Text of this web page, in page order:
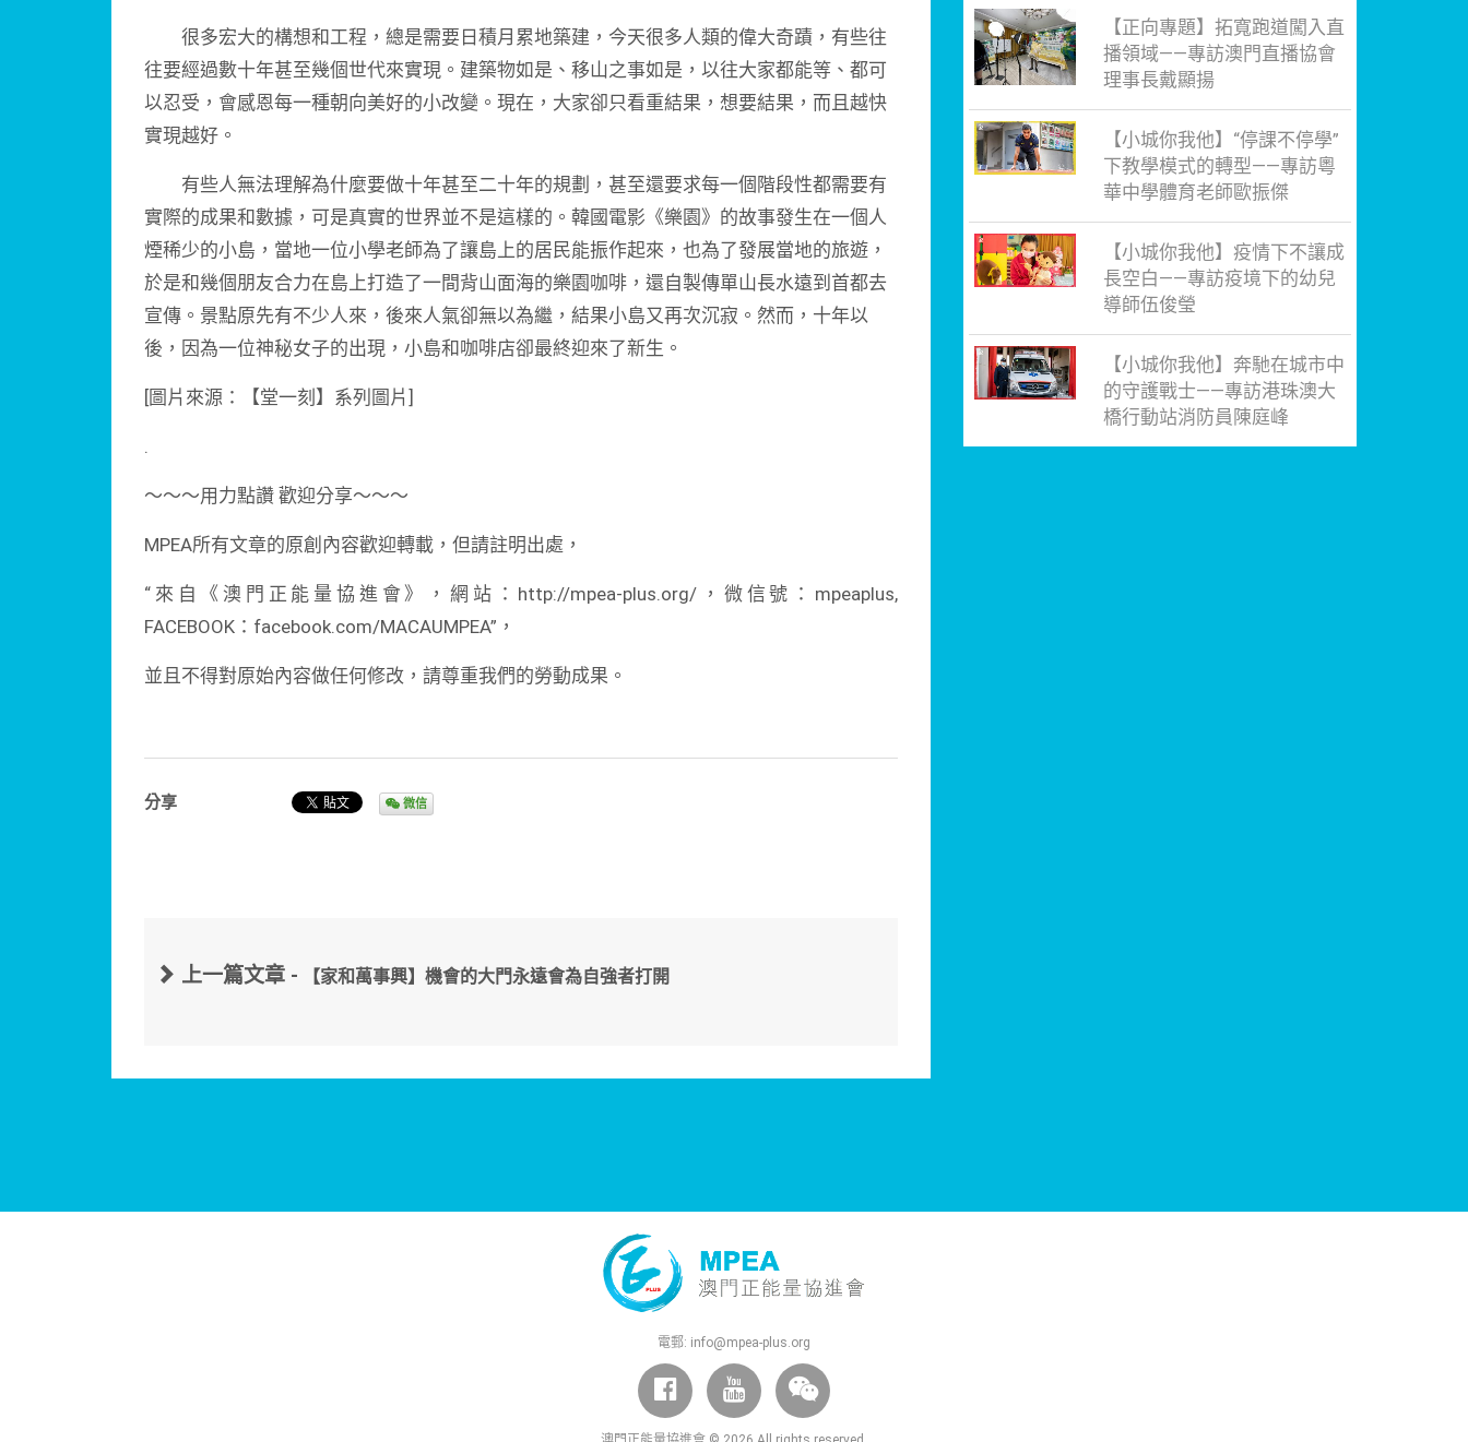
很多宏大的構想和工程，總是需要日積月累地築建，今天很多人類的偉大奇蹟，有些往
往要經過數十年甚至幾個世代來實現。建築物如是、移山之事如是，以往大家都能等、都可
以忍受，會感恩每一種朝向美好的小改變。現在，大家卻只看重結果，想要結果，而且越快
實現越好。
有些人無法理解為什麼要做十年甚至二十年的規劃，甚至還要求每一個階段性都需要有
實際的成果和數據，可是真實的世界並不是這樣的。韓國電影《樂園》的故事發生在一個人
煙稀少的小島，當地一位小學老師為了讓島上的居民能振作起來，也為了發展當地的旅遊，
於是和幾個朋友合力在島上打造了一間背山面海的樂園咖啡，還自製傳單山長水遠到首都去
宣傳。景點原先有不少人來，後來人氣卻無以為繼，結果小島又再次沉寂。然而，十年以
後，因為一位神秘女子的出現，小島和咖啡店卻最終迎來了新生。
[圖片來源：【堂一刻】系列圖片]
.
～～～用力點讚 歡迎分享～～～
MPEA所有文章的原創內容歡迎轉載，但請註明出處，
“來自《澳門正能量協進會》，網站：http://mpea-plus.org/，微信號：mpeaplus,
FACEBOOK：facebook.com/MACAUMPEA”，
並且不得對原始內容做任何修改，請尊重我們的勞動成果。
分享 微信
上一篇文章 - 【家和萬事興】機會的大門永遠會為自強者打開
【正向專題】拓寬跑道闖入直
播領域——專訪澳門直播協會
理事長戴顯揚
【小城你我他】“停課不停學”
下教學模式的轉型——專訪粵
華中學體育老師歐振傑
【小城你我他】疫情下不讓成
長空白——專訪疫境下的幼兒
導師伍俊瑩
【小城你我他】奔馳在城市中
的守護戰士——專訪港珠澳大
橋行動站消防員陳庭峰
電郵: info@mpea-plus.org